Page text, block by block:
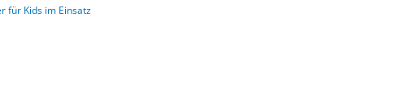
für Kids im Einsatz